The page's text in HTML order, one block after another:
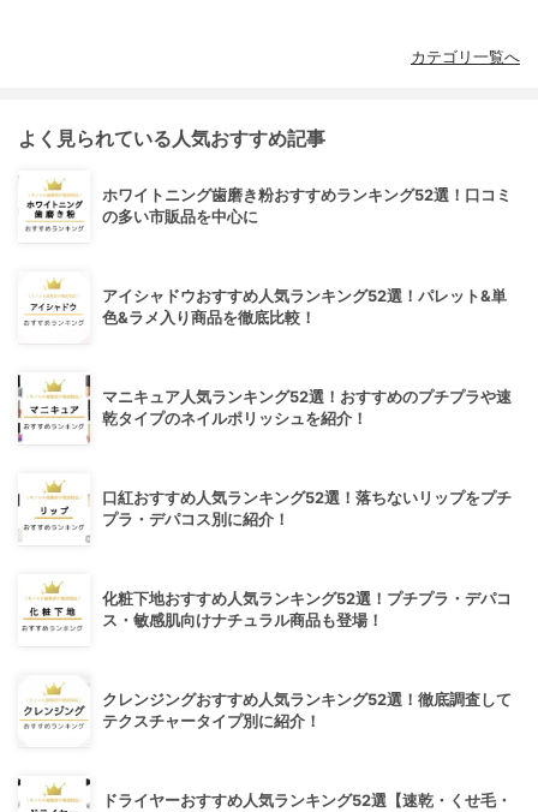
カテゴリ一覧へ
よく見られている人気おすすめ記事
ホワイトニング歯磨き粉おすすめランキング52選！口コミ
の多い市販品を中心に
アイシャドウおすすめ人気ランキング52選！パレット&単
色&ラメ入り商品を徹底比較！
マニキュア人気ランキング52選！おすすめのプチプラや速
乾タイプのネイルポリッシュを紹介！
口紅おすすめ人気ランキング52選！落ちないリップをプチ
プラ・デパコス別に紹介！
化粧下地おすすめ人気ランキング52選！プチプラ・デパコ
ス・敏感肌向けナチュラル商品も登場！
クレンジングおすすめ人気ランキング52選！徹底調査して
テクスチャータイプ別に紹介！
ドライヤーおすすめ人気ランキング52選【速乾・くせ毛・